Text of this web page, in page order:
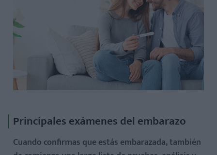
Principales exámenes del embarazo
Cuando confirmas que estás embarazada, también